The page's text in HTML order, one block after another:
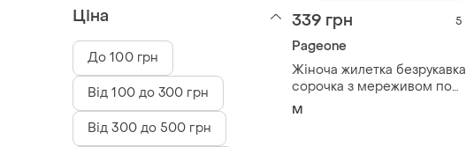
339 грн 5
Pageone
Жіноча жилетка безрукавка
сорочка з мереживом по
спинці
M
Ціна
До 100 грн
Від 100 до 300 грн
Від 300 до 500 грн